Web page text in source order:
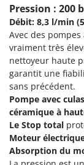
R
Rampes
Râpes à
Râteaux
Robots
GRIFO
GVS
GYS
H
Hailo
Helvi
Henx
HiKOKI
Honda
Pression : 200
Débit: 8,3 l/min
Avec des
vraiment très
nettoyeur haute
garantit une
sans précédent.
Pompe avec
céramique à
Le Stop total
Moteur
Absorption du